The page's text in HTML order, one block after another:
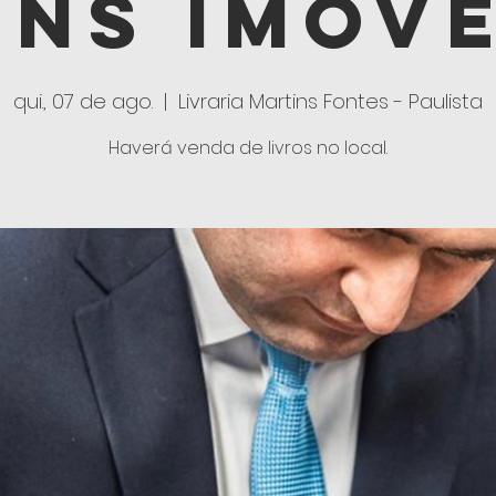
qui., 07 de ago.
  |
Livraria Martins Fontes - Paulista
Haverá venda de livros no local.